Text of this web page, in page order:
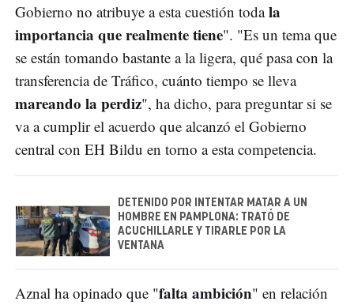
Gobierno no atribuye a esta cuestión todala
importancia que realmente tiene". "Es un tema que
se están tomando bastante a la ligera, qué pasa con la
transferencia de Tráfico, cuánto tiempo se lleva
mareando la perdiz", ha dicho, para preguntar si se
va a cumplir el acuerdo que alcanzó el Gobierno
central con EH Bildu en torno a esta competencia.
DETENIDO POR INTENTAR MATAR A UN
HOMBRE EN PAMPLONA: TRATÓ DE
ACUCHILLARLE Y TIRARLE POR LA
VENTANA
Aznal ha opinado que "falta ambición" en relación